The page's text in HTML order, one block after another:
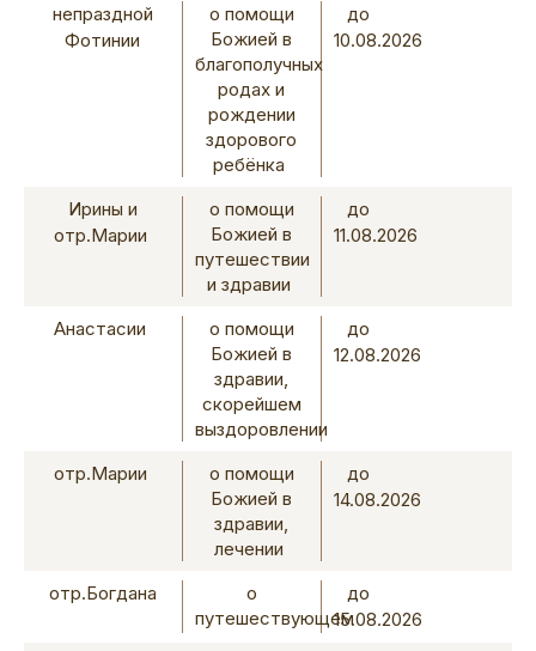
непраздной
Фотинии
о помощи
Божией в
благополучных
родах и
рождении
здорового
ребёнка
до
10.08.2026
Ирины и
отр.Марии
о помощи
Божией в
путешествии
и здравии
до
11.08.2026
Анастасии
о помощи
Божией в
здравии,
скорейшем
выздоровлении
до
12.08.2026
отр.Марии
о помощи
Божией в
здравии,
лечении
до
14.08.2026
отр.Богдана
о
путешествующем
до
15.08.2026